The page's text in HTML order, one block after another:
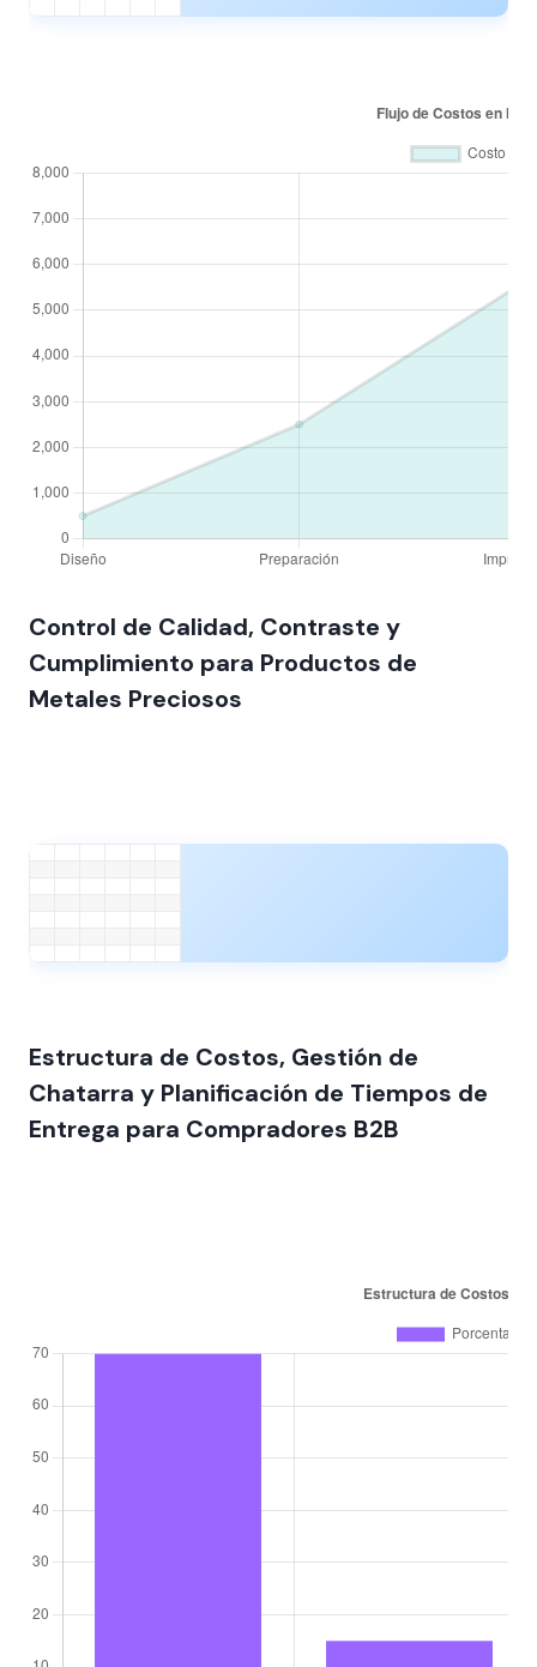
Control de Calidad, Contraste y
Cumplimiento para Productos de
Metales Preciosos
Estructura de Costos, Gestión de
Chatarra y Planificación de Tiempos de
Entrega para Compradores B2B